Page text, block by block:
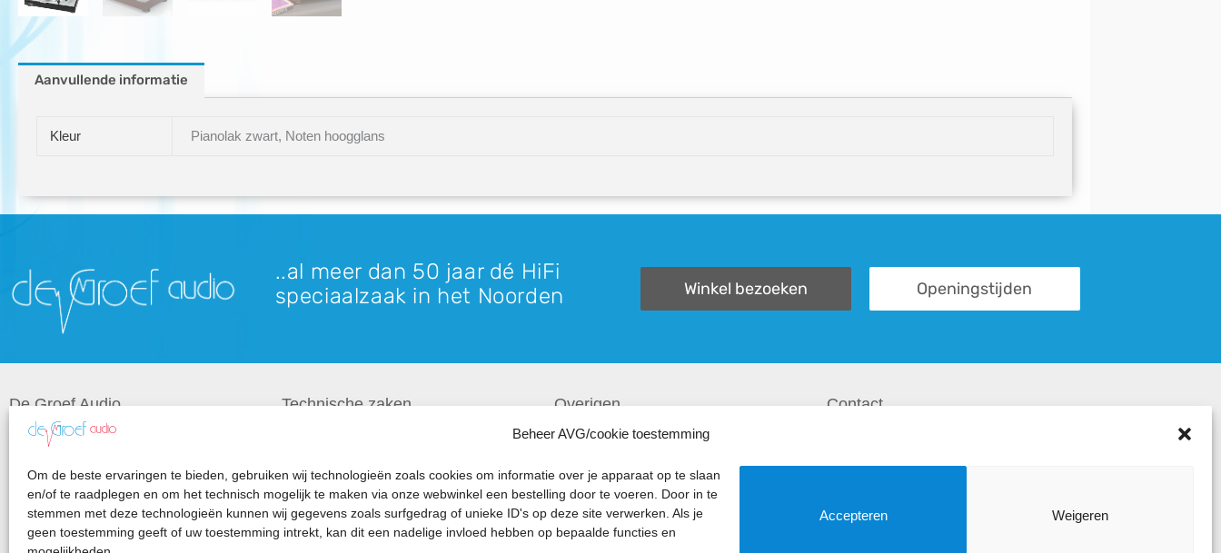
Beheer AVG/cookie toestemming
Om de beste ervaringen te bieden, gebruiken wij technologieën zoals cookies om informatie over je apparaat op te slaan
en/of te raadplegen en om het technisch mogelijk te maken via onze webwinkel een bestelling door te voeren. Door in te
stemmen met deze technologieën kunnen wij gegevens zoals surfgedrag of unieke ID's op deze site verwerken. Als je
geen toestemming geeft of uw toestemming intrekt, kan dit een nadelige invloed hebben op bepaalde functies en
Accepteren Weigeren
Aanvullende informatie
Kleur Pianolak zwart, Noten hoogglans
..al meer dan 50 jaar dé HiFi
speciaalzaak in het Noorden
Winkel bezoeken Openingstijden
De Groef Audio
Over ons
Advies
Audio op maat
Merken
Technische zaken
Reparaties
Import
FAQ
Overigen
Downloads
Verzending & Retourneren
Contact
Openingstijden